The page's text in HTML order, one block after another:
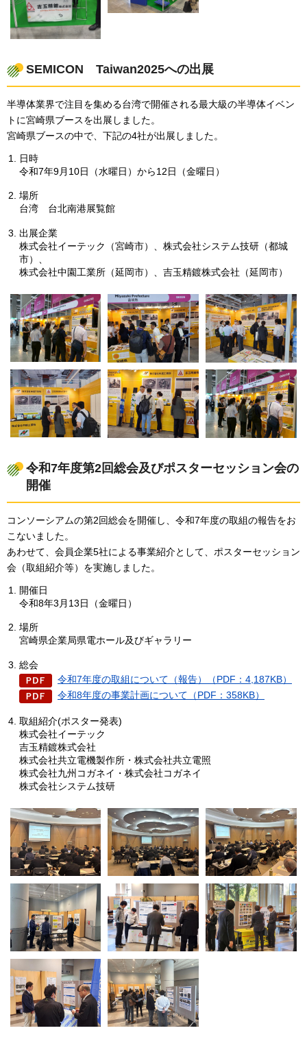
SEMICON Taiwan2025への出展
半導体業界で注目を集める台湾で開催される最大級の半導体イベン
トに宮崎県ブースを出展しました。
宮崎県ブースの中で、下記の4社が出展しました。
日時
令和7年9月10日（水曜日）から12日（金曜日）
場所
台湾
台北南港展覧館
出展企業
株式会社イーテック（宮崎市）、株式会社システム技研（都城
市）、
株式会社中園工業所（延岡市）、吉玉精鍍株式会社（延岡市）
令和7年度第2回総会及びポスターセッション会の
開催
コンソーシアムの第2回総会を開催し、令和7年度の取組の報告をお
こないました。
あわせて、会員企業5社による事業紹介として、ポスターセッション
会（取組紹介等）を実施しました。
開催日
令和8年3月13日（金曜日）
場所
宮崎県企業局県電ホール及びギャラリー
総会
令和7年度の取組について（報告）（PDF：4,187KB）
令和8年度の事業計画について（PDF：358KB）
取組紹介(ポスター発表)
株式会社イーテック
吉玉精鍍株式会社
株式会社共立電機製作所・株式会社共立電照
株式会社九州コガネイ・株式会社コガネイ
株式会社システム技研